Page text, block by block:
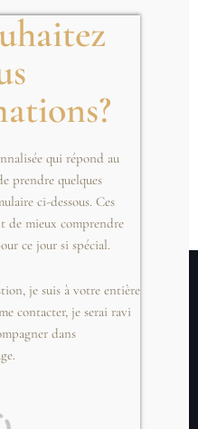
qui répond au
prendre quelques
ci-dessous. Ces
de mieux comprendre
ce jour si spécial.
je suis à votre entière
contacter, je serai ravi
dans